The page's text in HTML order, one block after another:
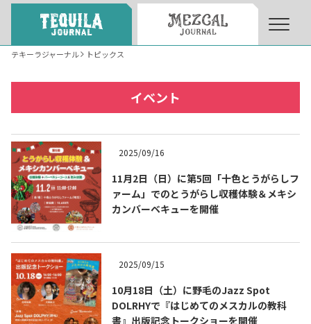
テキーラのつくり方 How to Make Tequila
テキーラマーケット
テキーラの飲み方
テキーラジャーナル トピックス
イベント
2025/09/16
11月2日（日）に第5回「十色とうがらしフ
ァーム」でのとうがらし収穫体験＆メキシ
カンバーベキューを開催
2025/09/15
10月18日（土）に野毛のJazz Spot
DOLRHYで『はじめてのメスカルの教科
書』出版記念トークショーを開催